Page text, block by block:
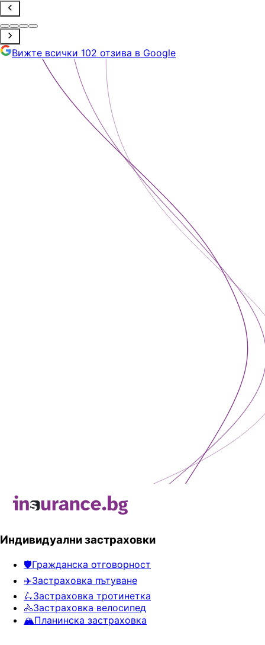
Вижте всички 102 отзива в Google
Индивидуални застраховки
🛡️Гражданска отговорност
✈️Застраховка пътуване
🛴Застраховка тротинетка
🚴Застраховка велосипед
🏔️Планинска застраховка